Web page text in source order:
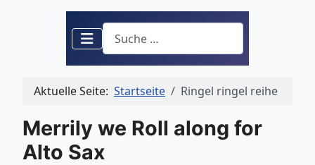
Suchen
Aktuelle Seite: Startseite Ringel ringel reihe
Merrily we Roll along for
Alto Sax